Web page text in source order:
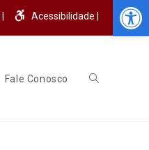
Acessibilidade |
Fale Conosco